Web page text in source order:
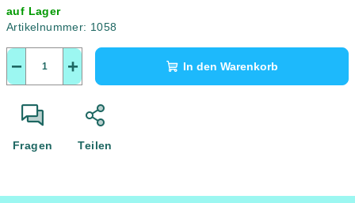
auf Lager
Artikelnummer: 1058
+
− In den Warenkorb
Fragen Teilen